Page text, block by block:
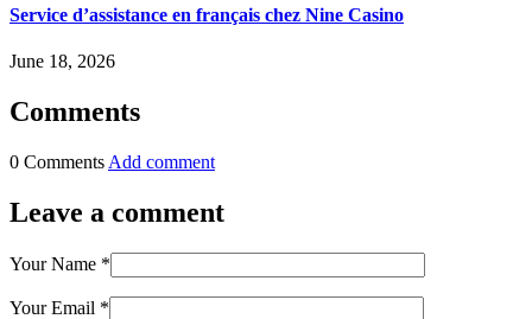
Service d’assistance en français chez Nine Casino
June 18, 2026
Comments
0 Comments Add comment
Leave a comment
Your Name *
Your Email *